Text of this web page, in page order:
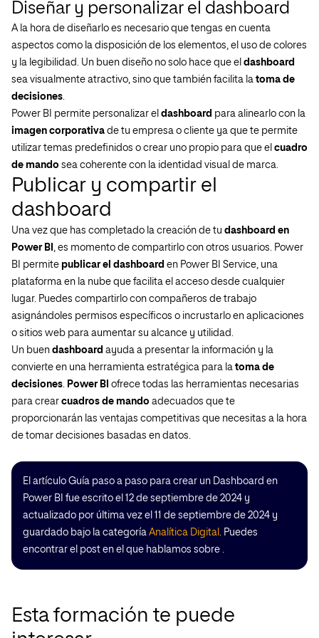
Diseñar y personalizar el dashboard
A la hora de diseñarlo es necesario que tengas en cuenta
aspectos como la disposición de los elementos, el uso de colores
y la legibilidad. Un buen diseño no solo hace que el dashboard
sea visualmente atractivo, sino que también facilita la toma de
decisiones.
Power BI permite personalizar el dashboard para alinearlo con la
imagen corporativa de tu empresa o cliente ya que te permite
utilizar temas predefinidos o crear uno propio para que el cuadro
de mando sea coherente con la identidad visual de marca.
Publicar y compartir el
dashboard
Una vez que has completado la creación de tu dashboard en
Power BI , es momento de compartirlo con otros usuarios. Power
BI permite publicar el dashboard en Power BI Service, una
plataforma en la nube que facilita el acceso desde cualquier
lugar. Puedes compartirlo con compañeros de trabajo
asignándoles permisos específicos o incrustarlo en aplicaciones
o sitios web para aumentar su alcance y utilidad.
Un buen dashboard ayuda a presentar la información y la
convierte en una herramienta estratégica para la toma de
decisiones. Power BI ofrece todas las herramientas necesarias
para crear cuadros de mando adecuados que te
proporcionarán las ventajas competitivas que necesitas a la hora
de tomar decisiones basadas en datos.
El artículo Guía paso a paso para crear un Dashboard en
Power BI fue escrito el 12 de septiembre de 2024 y
actualizado por última vez el 11 de septiembre de 2024 y
guardado bajo la categoría Analítica Digital . Puedes
encontrar el post en el que hablamos sobre .
Esta formación te puede